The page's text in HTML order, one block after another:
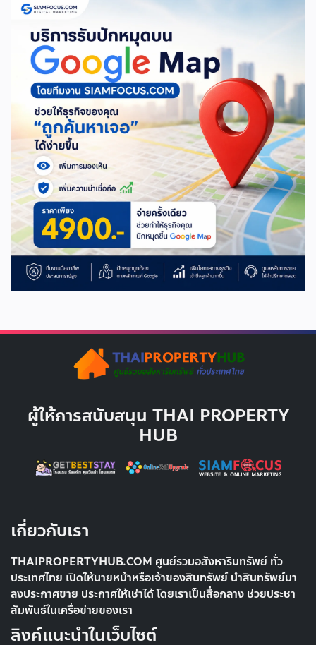
ผู้ให้การสนับสนุน THAI PROPERTY
HUB
เกี่ยวกับเรา
THAIPROPERTYHUB.COM ศูนย์รวมอสังหาริมทรัพย์ ทั่ว
ประเทศไทย เปิดให้นายหน้าหรือเจ้าของสินทรัพย์ นำสินทรัพย์มา
ลงประกาศขาย ประกาศให้เช่าได้ โดยเราเป็นสื่อกลาง ช่วยประชา
สัมพันธ์ในเครื่อข่ายของเรา
ลิงค์แนะนำในเว็บไซต์